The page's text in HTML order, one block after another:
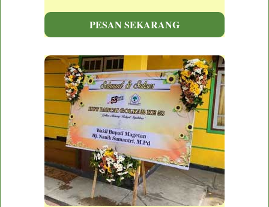
PESAN SEKARANG